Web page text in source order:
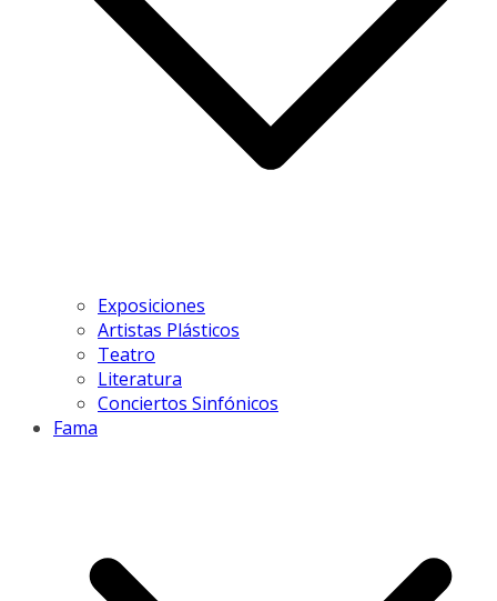
Exposiciones
Artistas Plásticos
Teatro
Literatura
Conciertos Sinfónicos
Fama